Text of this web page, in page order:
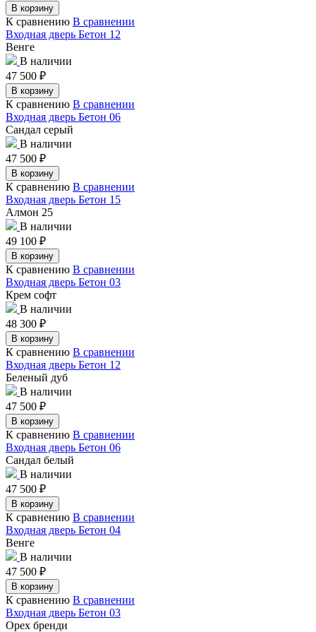
В корзину
К сравнению В сравнении
Входная дверь Бетон 12
Венге
В наличии
47 500 ₽
В корзину
К сравнению В сравнении
Входная дверь Бетон 06
Сандал серый
В наличии
47 500 ₽
В корзину
К сравнению В сравнении
Входная дверь Бетон 15
Алмон 25
В наличии
49 100 ₽
В корзину
К сравнению В сравнении
Входная дверь Бетон 03
Крем софт
В наличии
48 300 ₽
В корзину
К сравнению В сравнении
Входная дверь Бетон 12
Беленый дуб
В наличии
47 500 ₽
В корзину
К сравнению В сравнении
Входная дверь Бетон 06
Сандал белый
В наличии
47 500 ₽
В корзину
К сравнению В сравнении
Входная дверь Бетон 04
Венге
В наличии
47 500 ₽
В корзину
К сравнению В сравнении
Входная дверь Бетон 03
Орех бренди